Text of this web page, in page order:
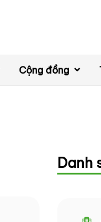
Cộng đồng
Danh